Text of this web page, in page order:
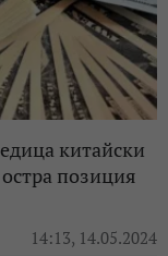
китайски
позиция
14:13, 14.05.2024